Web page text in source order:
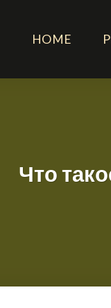
HOME
Что